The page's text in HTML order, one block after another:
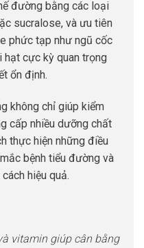
đường bằng các loại
sucralose, và ưu tiên
phức tạp như ngũ cốc
hạt cực kỳ quan trọng
ổn định.
không chỉ giúp kiểm
cấp nhiều dưỡng chất
thực hiện những điều
bệnh tiểu đường và
hiệu quả.
vitamin giúp cân bằng